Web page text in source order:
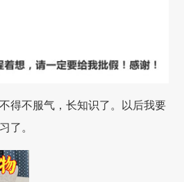
得不服气，长知识了。以后我要
了。